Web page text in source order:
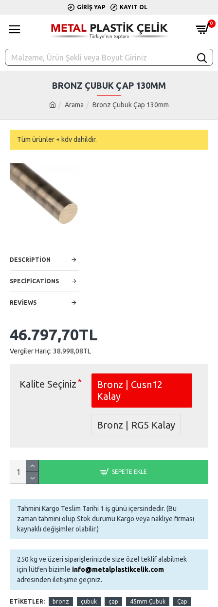
GIRIŞ YAP KAYIT OL
0
Arama Bronz Çubuk Çap 130mm
BRONZ ÇUBUK ÇAP 130MM
Tüm ürünler + kdv dahildir.
DESCRIPTION
SPECIFICATIONS
REVIEWS
46.797,70TL
Vergiler Hariç: 38.998,08TL
SEPETE EKLE
Kalite Seçiniz
Bronz | Cusn12
Kalay
Bronz | RG5 Kalay
Tahmini Kargo Teslim Tarihi 1 iş günü içersindedir. (Bu
zaman tahmini olup Stok durumu Kargo veya nakliye firması
kaynaklı değişimler olabilir.)
250 kg ve üzeri siparişlerinizde size özel teklif alabilmek
için lütfen bizimle info@metalplastikcelik.com
adresinden iletişime geçiniz.
ETIKETLER: bronz çubuk çap 45mm Çubuk
Çap